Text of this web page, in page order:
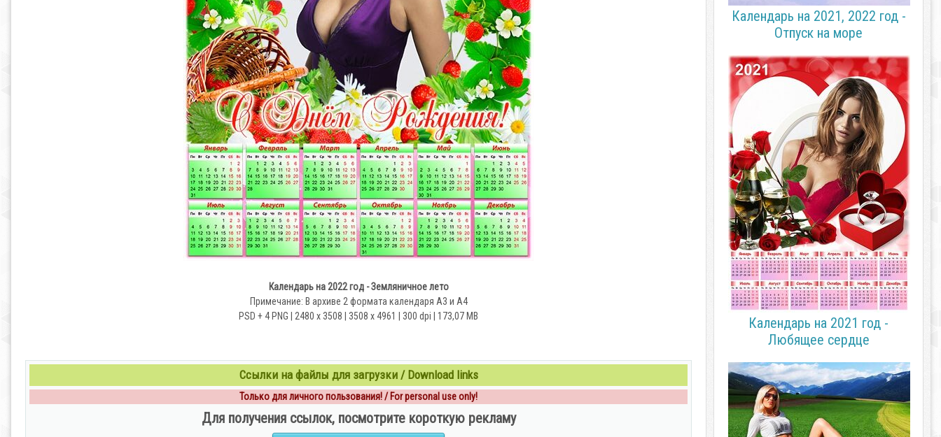
Календарь на 2022 год - Земляничное лето
Примечание: В архиве 2 формата календаря А3 и А4
PSD + 4 PNG | 2480 x 3508 | 3508 x 4961 | 300 dpi | 173,07 MB
Ссылки на файлы для загрузки / Download links
Только для личного пользования! / For personal use only!
Для получения ссылок, посмотрите короткую рекламу
Календарь на 2021, 2022 год -
Отпуск на море
Календарь на 2021 год -
Любящее сердце